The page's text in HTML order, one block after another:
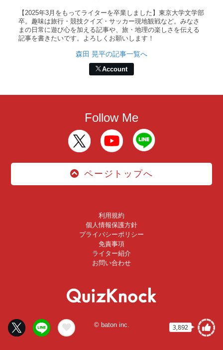
3,892
【2025年3月をもってライターを卒業しました】東京大学文学部
卒。趣味は旅行・競技クイズ・サッカー現地観戦など。みなさ
まの日常に遊び心を加える記事や、旅・地理の楽しさを伝える
記事を書きたいです。よろしくお願いします！
森田 晃平の記事一覧へ
Account
Follow Me
ページトップへ
利用規約
個人情報保護方針
プライバシーポリシー
免責事項
ライター紹介
お問い合わせ
© baton inc.